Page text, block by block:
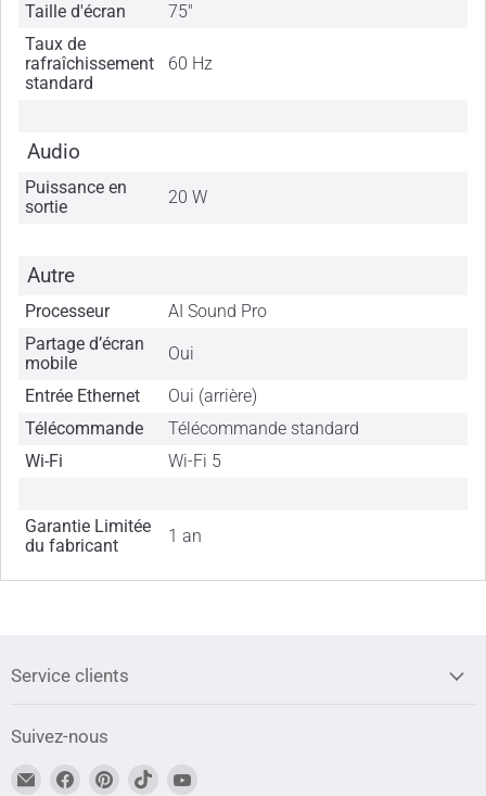
Taille d'écran
75"
Taux de
rafraîchissement
standard
60 Hz
Audio
Puissance en
sortie
20 W
Autre
Processeur
AI Sound Pro
Partage d’écran
mobile
Oui
Entrée Ethernet
Oui (arrière)
Télécommande
Télécommande standard
Wi-Fi
Wi-Fi 5
Garantie Limitée
du fabricant
1 an
Service clients
Suivez-nous
Trouvez-Trouvez-Trouvez-Trouvez-